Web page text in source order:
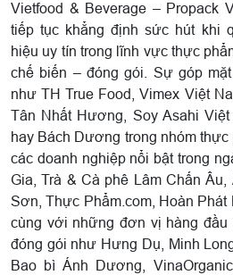
Vietfood & Beverage – Propack
tiếp tục khẳng định sức hút khi
hiệu uy tín trong lĩnh vực thực
chế biến – đóng gói. Sự góp
như TH True Food, Vimex Việt
Tân Nhất Hương, Soy Asahi
hay Bách Dương trong nhóm thực
các doanh nghiệp nổi bật trong
Gia, Trà & Cà phê Lâm Chấn
Sơn, Thực Phẩm.com, Hoàn Phát
cùng với những đơn vị hàng đầu
đóng gói như Hưng Dụ, Minh
Bao bì Ánh Dương,